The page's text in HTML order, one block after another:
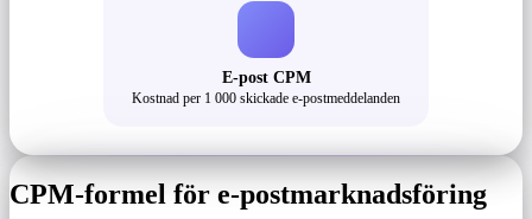
E-post CPM
Kostnad per 1 000 skickade e-postmeddelanden
CPM-formel för e-postmarknadsföring